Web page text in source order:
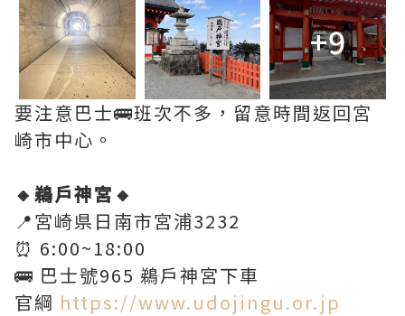
+9
要注意巴士🚌班次不多，留意時間返回宮
崎市中心。
🔸鵜戶神宮🔸
📍宮崎県日南市宮浦3232
⏰ 6:00~18:00
🚌 巴士號965 鵜戶神宮下車
官綱 https://www.udojingu.or.jp